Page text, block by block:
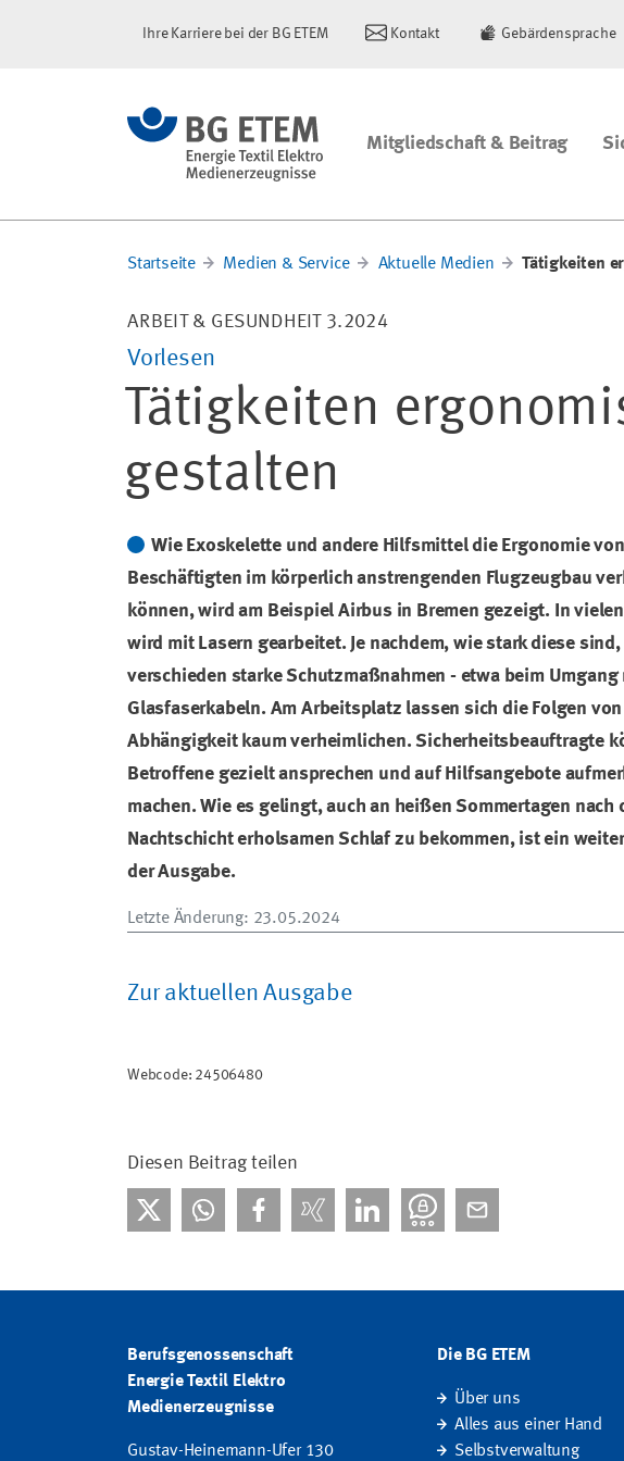
Ihre Karriere bei der BG ETEM Kontakt Gebärdensprache
Mitgliedschaft & Beitrag
Startseite Medien & Service Aktuelle Medien Tätigkeiten
ARBEIT & GESUNDHEIT 3.2024
Vorlesen
Tätigkeiten
gestalten
Wie Exoskelette und andere Hilfsmittel die Ergonomie von
Beschäftigten im körperlich anstrengenden Flugzeugbau
können, wird am Beispiel Airbus in Bremen gezeigt. In
wird mit Lasern gearbeitet. Je nachdem, wie stark diese
verschieden starke Schutzmaßnahmen - etwa beim Umgang
Glasfaserkabeln. Am Arbeitsplatz lassen sich die Folgen von
Abhängigkeit kaum verheimlichen. Sicherheitsbeauftragte
Betroffene gezielt ansprechen und auf Hilfsangebote
machen. Wie es gelingt, auch an heißen Sommertagen nach
Nachtschicht erholsamen Schlaf zu bekommen, ist ein
der Ausgabe.
Letzte Änderung: 23.05.2024
Zur aktuellen Ausgabe
Webcode: 24506480
Diesen Beitrag teilen
Berufsgenossenschaft
Energie Textil Elektro
Medienerzeugnisse
Gustav-Heinemann-Ufer 130
Die BG ETEM
Über uns
Alles aus einer Hand
Selbstverwaltung